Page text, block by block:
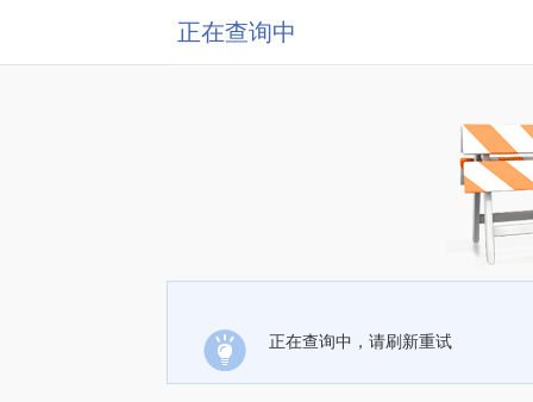
正在查询中
正在查询中，请刷新重试